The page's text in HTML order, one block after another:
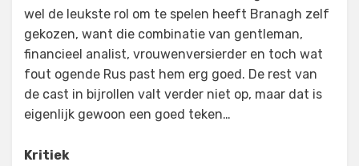
wel de leukste rol om te spelen heeft Branagh zelf
gekozen, want die combinatie van gentleman,
financieel analist, vrouwenversierder en toch wat
fout ogende Rus past hem erg goed. De rest van
de cast in bijrollen valt verder niet op, maar dat is
eigenlijk gewoon een goed teken…
Kritiek